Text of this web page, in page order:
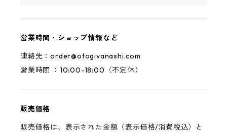
営業時間・ショップ情報など
連絡先：order@otogivanashi.com
営業時間 ：10:00-18:00（不定休）
販売価格
販売価格は、表示された金額（表示価格/消費税込）と